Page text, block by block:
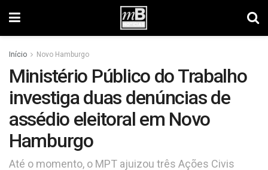
Início Novo Hamburgo
Ministério Público do Trabalho
investiga duas denúncias de
assédio eleitoral em Novo
Hamburgo
Até o momento, o MPT ajuizou três Ações Civis